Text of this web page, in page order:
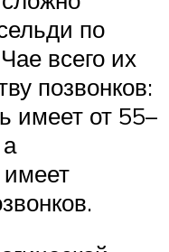
по
всего их
позвонков:
имеет от 55–
имеет